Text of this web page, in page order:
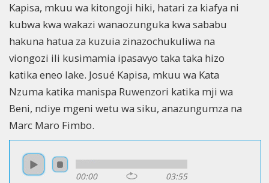
Kapisa, mkuu wa kitongoji hiki, hatari za kiafya ni
kubwa kwa wakazi wanaozunguka kwa sababu
hakuna hatua za kuzuia zinazochukuliwa na
viongozi ili kusimamia ipasavyo taka taka hizo
katika eneo lake. Josué Kapisa, mkuu wa Kata
Nzuma katika manispa Ruwenzori katika mji wa
Beni, ndiye mgeni wetu wa siku, anazungumza na
Marc Maro Fimbo.
00:00 03:55